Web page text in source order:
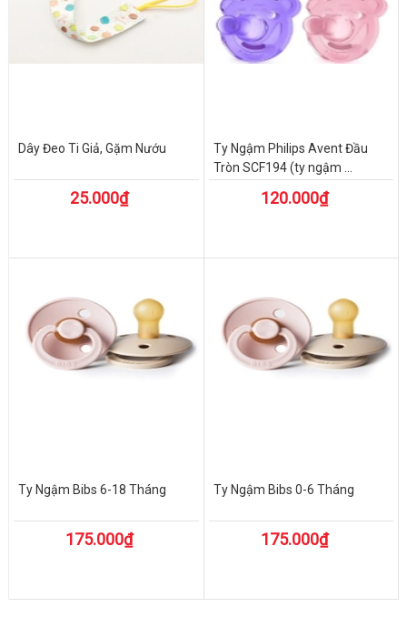
Dây Đeo Ti Giả, Gặm Nướu
25.000₫
Ty Ngậm Philips Avent Đầu
Tròn SCF194 (ty ngậm ...
120.000₫
Ty Ngậm Bibs 6-18 Tháng
175.000₫
Ty Ngậm Bibs 0-6 Tháng
175.000₫